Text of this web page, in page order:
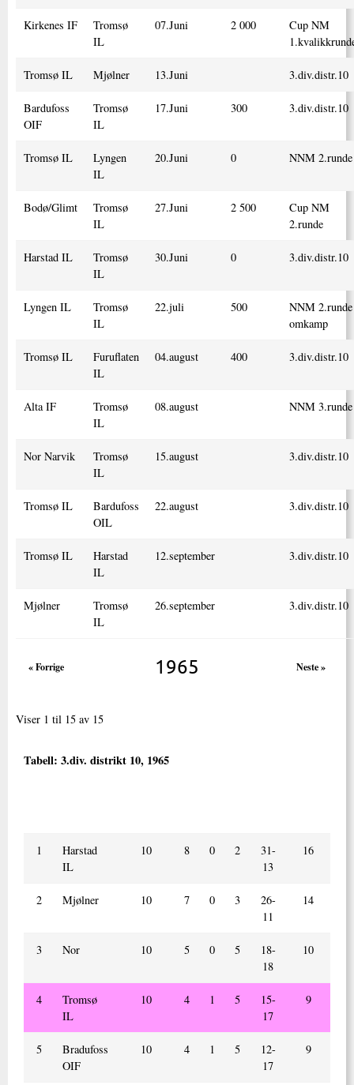
Kirkenes IF
Tromsø
IL
07.Juni 2 000
Cup NM
Tromsø IL Mjølner 13.Juni 3.div.distr.10
Bardufoss
OIF
Tromsø
IL
17.Juni 300 3.div.distr.10
Tromsø IL
Lyngen
IL
20.Juni 0 NNM 2.runde
Bodø/Glimt
Tromsø
IL
27.Juni 2 500
Cup NM
2.runde
Harstad IL
Tromsø
IL
30.Juni 0 3.div.distr.10
Lyngen IL
Tromsø
IL
22.juli 500
NNM 2.runde
omkamp
Tromsø IL
Furuflaten
IL
04.august 400 3.div.distr.10
Alta IF
Tromsø
IL
08.august NNM 3.runde
Nor Narvik
Tromsø
IL
15.august 3.div.distr.10
Tromsø IL
Bardufoss
OIL
22.august 3.div.distr.10
Tromsø IL
Harstad
IL
12.september 3.div.distr.10
Mjølner
Tromsø
IL
26.september 3.div.distr.10
1965
« Forrige Neste »
Viser 1 til 15 av 15
Tabell: 3.div. distrikt 10, 1965
1
Harstad
IL
10 8 0 2
31-
13
16
2 Mjølner 10 7 0 3
26-
11
14
3 Nor 10 5 0 5
18-
18
10
4
Tromsø
IL
10 4 1 5
15-
17
9
5
Bradufoss
OIF
10 4 1 5
12-
17
9